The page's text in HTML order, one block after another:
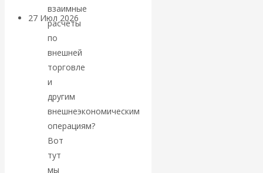
27 Июл 2026
валютная система
Валентин
КАтасонов.
«МЕТОД
ОТМЫВАНИЯ
взаимные
расчеты
по
внешней
торговле
и
другим
внешнеэкономическим
операциям?
Вот
тут
мы